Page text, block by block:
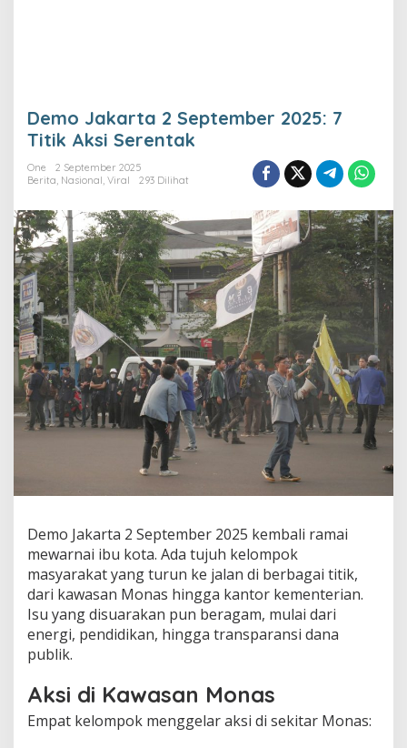
Demo Jakarta 2 September 2025: 7
Titik Aksi Serentak
One
2 September 2025
Berita, Nasional, Viral 293 Dilihat
Demo Jakarta 2 September 2025 kembali ramai
mewarnai ibu kota. Ada tujuh kelompok
masyarakat yang turun ke jalan di berbagai titik,
dari kawasan Monas hingga kantor kementerian.
Isu yang disuarakan pun beragam, mulai dari
energi, pendidikan, hingga transparansi dana
publik.
Aksi di Kawasan Monas
Empat kelompok menggelar aksi di sekitar Monas: